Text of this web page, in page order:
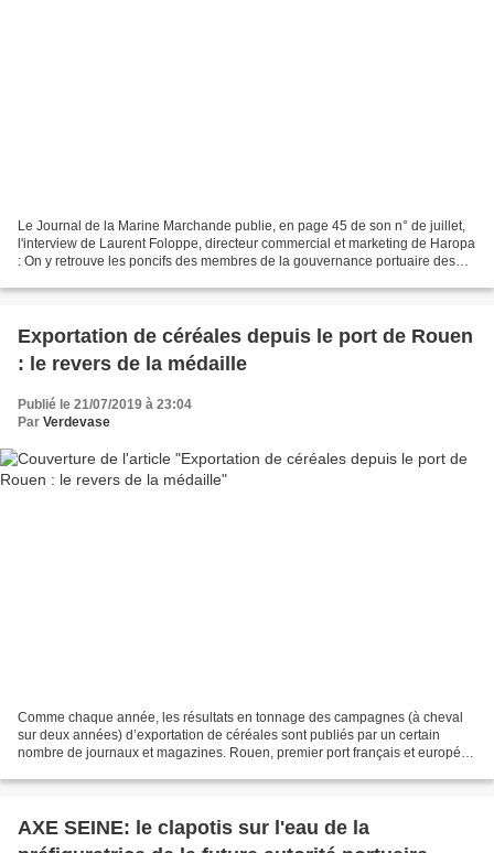
Le Journal de la Marine Marchande publie, en page 45 de son n° de juillet,
l'interview de Laurent Foloppe, directeur commercial et marketing de Haropa
: On y retrouve les poncifs des membres de la gouvernance portuaire des
Exportation de céréales depuis le port de Rouen
: le revers de la médaille
Publié le 21/07/2019 à 23:04
Par Verdevase
Comme chaque année, les résultats en tonnage des campagnes (à cheval
sur deux années) d’exportation de céréales sont publiés par un certain
nombre de journaux et magazines. Rouen, premier port français et européen
AXE SEINE: le clapotis sur l'eau de la